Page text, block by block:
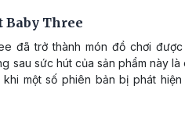
Baby Three
đã trở thành món đồ chơi
sau sức hút của sản phẩm này
một số phiên bản bị phát hiện